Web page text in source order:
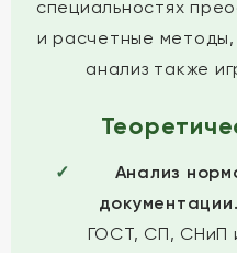
специальностях
и расчетные
анализ также
Анализ
документации.
ГОСТ, СП, СНиП